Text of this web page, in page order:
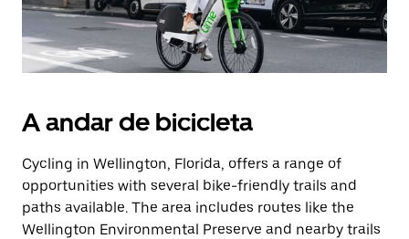
A andar de bicicleta
Cycling in Wellington, Florida, offers a range of
opportunities with several bike-friendly trails and
paths available. The area includes routes like the
Wellington Environmental Preserve and nearby trails